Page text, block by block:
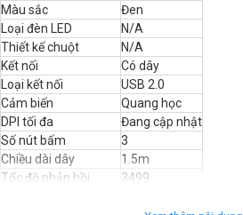
Màu sắc
Đen
Loại đèn LED
N/A
Thiết kế chuột
N/A
Kết nối
Có dây
Loại kết nối
USB 2.0
Cảm biến
Quang học
DPI tối đa
Đang cập nhật
Số nút bấm
3
Chiều dài dây
1.5m
Tốc độ phản hồi
3499